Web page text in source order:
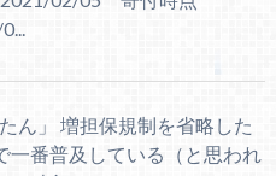
ん」 増担保規制を省略した
一番普及している（と思われ